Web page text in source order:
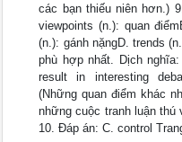
các bạn thiếu niên hơn.)
viewpoints (n.): quan
(n.): gánh nặngD. trends
phù hợp nhất. Dịch
result in interesting
(Những quan điểm khác
những cuộc tranh luận
10. Đáp án: C. control